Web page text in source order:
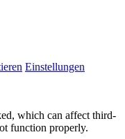
Einstellungen
which can affect third-
function properly.